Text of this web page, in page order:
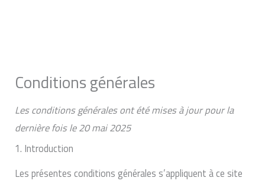
Conditions générales
Les conditions générales ont été mises à jour pour la
dernière fois le 20 mai 2025
1. Introduction
Les présentes conditions générales s’appliquent à ce site